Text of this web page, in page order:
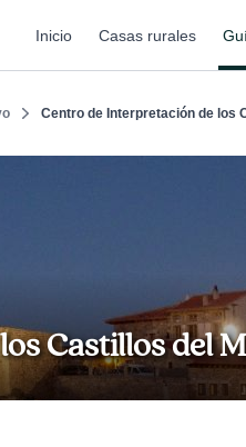
Inicio Casas rurales
Centro de Interpretación de los
Castillos del